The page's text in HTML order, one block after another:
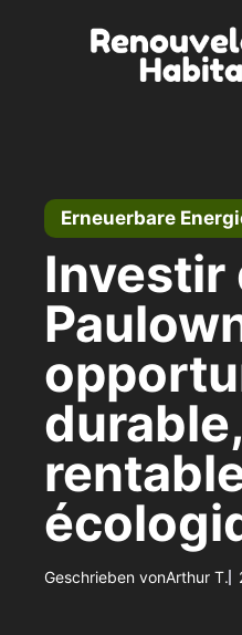
Erneuerbare
Investir
durable,
Geschrieben vonArthur T.